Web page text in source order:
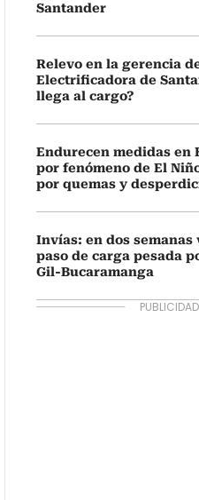
Santander
Relevo en la gerencia
Electrificadora de
llega al cargo?
Endurecen medidas en
por fenómeno de El
por quemas y
Invías: en dos semanas
paso de carga pesada
Gil-Bucaramanga